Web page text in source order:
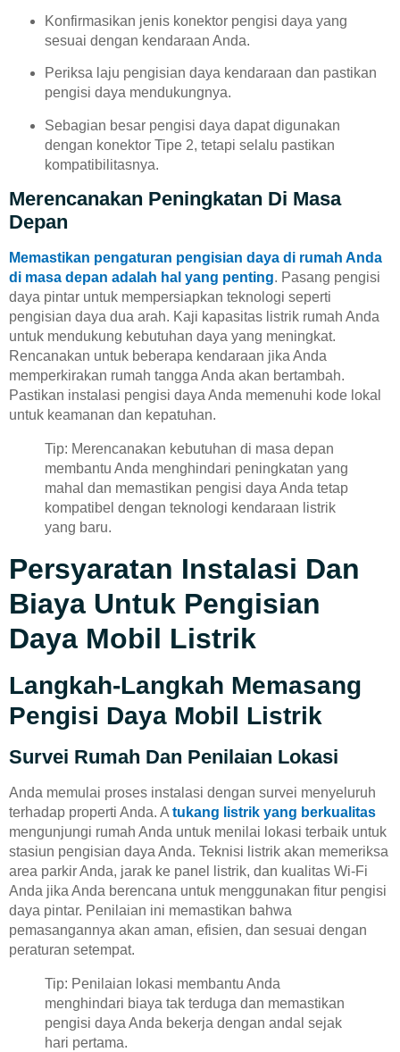
Konfirmasikan jenis konektor pengisi daya yang
sesuai dengan kendaraan Anda.
Periksa laju pengisian daya kendaraan dan pastikan
pengisi daya mendukungnya.
Sebagian besar pengisi daya dapat digunakan
dengan konektor Tipe 2, tetapi selalu pastikan
kompatibilitasnya.
Merencanakan Peningkatan Di Masa
Depan
Memastikan pengaturan pengisian daya di rumah Anda
di masa depan adalah hal yang penting. Pasang pengisi
daya pintar untuk mempersiapkan teknologi seperti
pengisian daya dua arah. Kaji kapasitas listrik rumah Anda
untuk mendukung kebutuhan daya yang meningkat.
Rencanakan untuk beberapa kendaraan jika Anda
memperkirakan rumah tangga Anda akan bertambah.
Pastikan instalasi pengisi daya Anda memenuhi kode lokal
untuk keamanan dan kepatuhan.
Tip: Merencanakan kebutuhan di masa depan
membantu Anda menghindari peningkatan yang
mahal dan memastikan pengisi daya Anda tetap
kompatibel dengan teknologi kendaraan listrik
yang baru.
Persyaratan Instalasi Dan
Biaya Untuk Pengisian
Daya Mobil Listrik
Langkah-Langkah Memasang
Pengisi Daya Mobil Listrik
Survei Rumah Dan Penilaian Lokasi
Anda memulai proses instalasi dengan survei menyeluruh
terhadap properti Anda. A tukang listrik yang berkualitas
mengunjungi rumah Anda untuk menilai lokasi terbaik untuk
stasiun pengisian daya Anda. Teknisi listrik akan memeriksa
area parkir Anda, jarak ke panel listrik, dan kualitas Wi-Fi
Anda jika Anda berencana untuk menggunakan fitur pengisi
daya pintar. Penilaian ini memastikan bahwa
pemasangannya akan aman, efisien, dan sesuai dengan
peraturan setempat.
Tip: Penilaian lokasi membantu Anda
menghindari biaya tak terduga dan memastikan
pengisi daya Anda bekerja dengan andal sejak
hari pertama.